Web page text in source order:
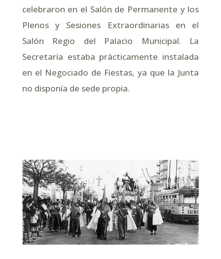
celebraron en el Salón de Permanente y los
Plenos y Sesiones Extraordinarias en el
Salón Regio del Palacio Municipal. La
Secretaría estaba prácticamente instalada
en el Negociado de Fiestas, ya que la Junta
no disponía de sede propia.